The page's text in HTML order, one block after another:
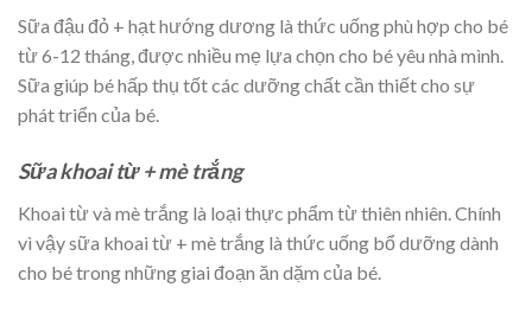
Sữa đậu đỏ + hạt hướng dương là thức uống phù hợp cho bé
từ 6-12 tháng, được nhiều mẹ lựa chọn cho bé yêu nhà mình.
Sữa giúp bé hấp thụ tốt các dưỡng chất cần thiết cho sự
phát triển của bé.
Sữa khoai từ + mè trắng
Khoai từ và mè trắng là loại thực phẩm từ thiên nhiên. Chính
vì vậy sữa khoai từ + mè trắng là thức uống bổ dưỡng dành
cho bé trong những giai đoạn ăn dặm của bé.